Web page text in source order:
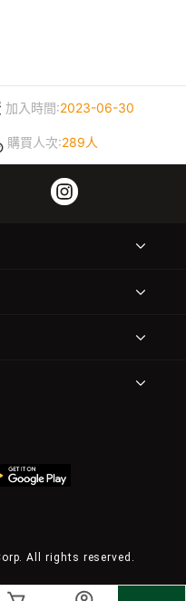
加入時間:2023-06-30
購買人次:289人
All rights reserved.